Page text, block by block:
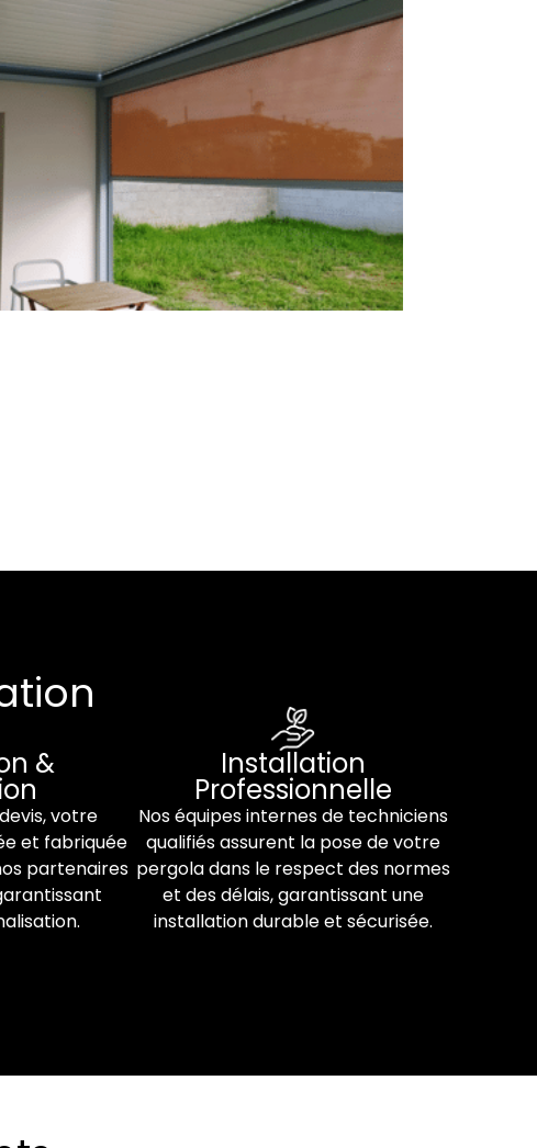
&
votre
et fabriquée
partenaires
Installation
Professionnelle
Nos équipes internes de techniciens
qualifiés assurent la pose de votre
pergola dans le respect des normes
et des délais, garantissant une
installation durable et sécurisée.